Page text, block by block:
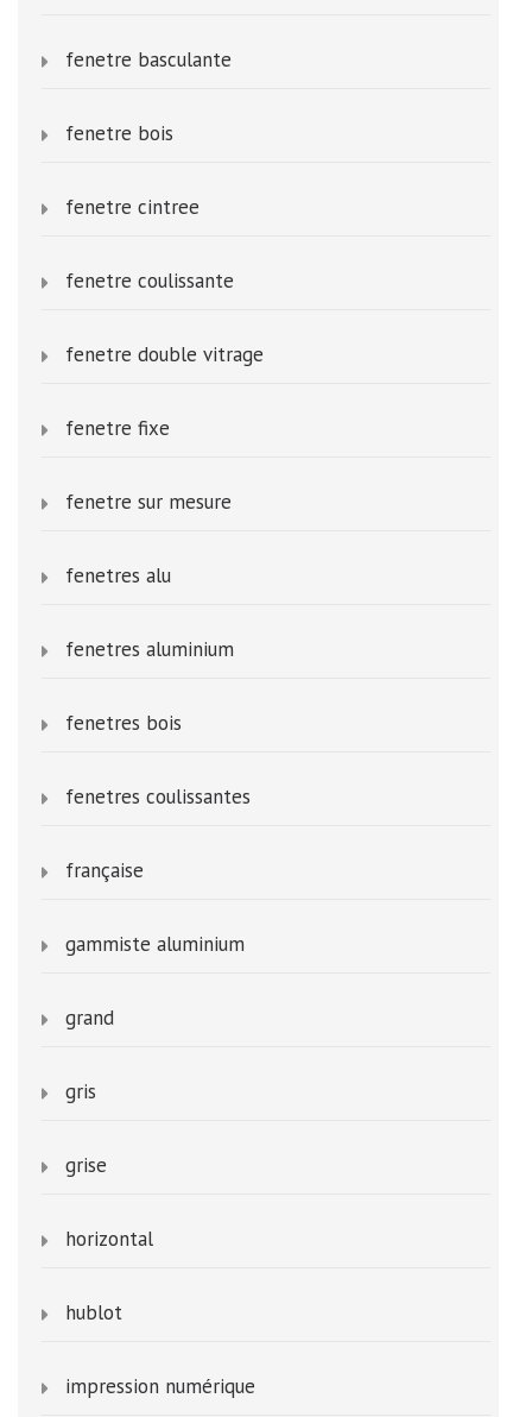
fenetre basculante
fenetre bois
fenetre cintree
fenetre coulissante
fenetre double vitrage
fenetre fixe
fenetre sur mesure
fenetres alu
fenetres aluminium
fenetres bois
fenetres coulissantes
française
gammiste aluminium
grand
gris
grise
horizontal
hublot
impression numérique